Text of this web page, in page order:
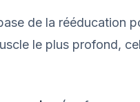
de la rééducation
le plus profond,